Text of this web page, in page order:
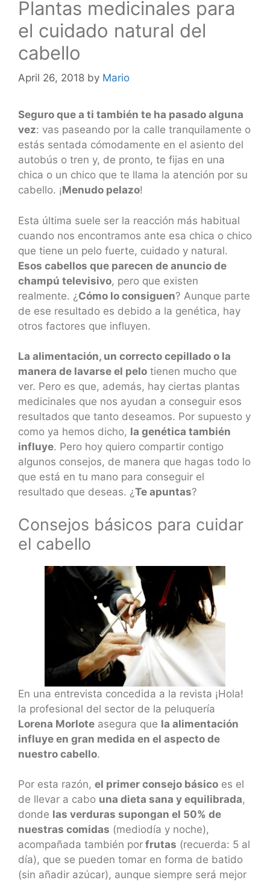
Plantas medicinales para
el cuidado natural del
cabello
April 26, 2018 by Mario
Seguro que a ti también te ha pasado alguna
vez: vas paseando por la calle tranquilamente o
estás sentada cómodamente en el asiento del
autobús o tren y, de pronto, te fijas en una
chica o un chico que te llama la atención por su
cabello. ¡Menudo pelazo!
Esta última suele ser la reacción más habitual
cuando nos encontramos ante esa chica o chico
que tiene un pelo fuerte, cuidado y natural.
Esos cabellos que parecen de anuncio de
champú televisivo, pero que existen
realmente. ¿ Cómo lo consiguen? Aunque parte
de ese resultado es debido a la genética, hay
otros factores que influyen.
La alimentación, un correcto cepillado o la
manera de lavarse el pelo tienen mucho que
ver. Pero es que, además, hay ciertas plantas
medicinales que nos ayudan a conseguir esos
resultados que tanto deseamos. Por supuesto y
como ya hemos dicho, la genética también
influye. Pero hoy quiero compartir contigo
algunos consejos, de manera que hagas todo lo
que está en tu mano para conseguir el
resultado que deseas. ¿Te apuntas?
Consejos básicos para cuidar
el cabello
En una entrevista concedida a la revista ¡Hola!
la profesional del sector de la peluquería
Lorena Morlote asegura que la alimentación
influye en gran medida en el aspecto de
nuestro cabello.
Por esta razón, el primer consejo básico es el
de llevar a cabo una dieta sana y equilibrada,
donde las verduras supongan el 50% de
nuestras comidas (mediodía y noche),
acompañada también por frutas (recuerda: 5 al
día), que se pueden tomar en forma de batido
(sin añadir azúcar), aunque siempre será mejor